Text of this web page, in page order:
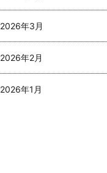
2026年3月
2026年2月
2026年1月